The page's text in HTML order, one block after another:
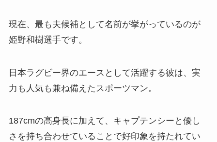
現在、最も夫候補として名前が挙がっているのが
姫野和樹選手です。
日本ラグビー界のエースとして活躍する彼は、実
力も人気も兼ね備えたスポーツマン。
187cmの高身長に加えて、キャプテンシーと優し
さを持ち合わせていることで好印象を持たれてい